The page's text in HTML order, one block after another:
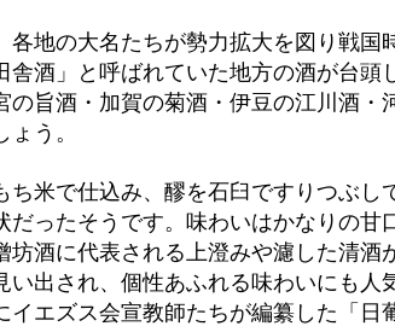
各地の大名たちが勢力拡大を図り戦
舎酒」と呼ばれていた地方の酒が台
の旨酒・加賀の菊酒・伊豆の江川酒
う。
ち米で仕込み、醪を石臼ですりつぶ
だったそうです。味わいはかなりの
坊酒に代表される上澄みや濾した清
い出され、個性あふれる味わいにも人
イエズス会宣教師たちが編纂した「日